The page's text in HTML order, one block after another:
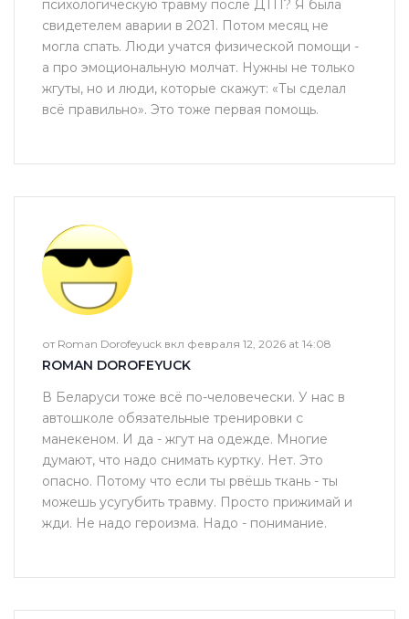
психологическую травму после ДТП? Я была
свидетелем аварии в 2021. Потом месяц не
могла спать. Люди учатся физической помощи -
а про эмоциональную молчат. Нужны не только
жгуты, но и люди, которые скажут: «Ты сделал
всё правильно». Это тоже первая помощь.
от Roman Dorofeyuck вкл февраля 12, 2026 at 14:08
ROMAN DOROFEYUCK
В Беларуси тоже всё по-человечески. У нас в
автошколе обязательные тренировки с
манекеном. И да - жгут на одежде. Многие
думают, что надо снимать куртку. Нет. Это
опасно. Потому что если ты рвёшь ткань - ты
можешь усугубить травму. Просто прижимай и
жди. Не надо героизма. Надо - понимание.